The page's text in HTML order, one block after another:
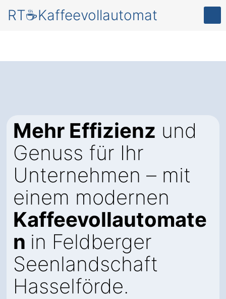
RT☕Kaffeevollautomat
Mehr Effizienz und
Genuss für Ihr
Unternehmen – mit
einem modernen
Kaffeevollautomate
n in Feldberger
Seenlandschaft
Hasselförde.